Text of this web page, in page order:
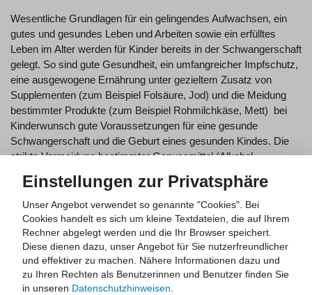
Wesentliche Grundlagen für ein gelingendes Aufwachsen, ein
gutes und gesundes Leben und Arbeiten sowie ein erfülltes
Leben im Alter werden für Kinder bereits in der Schwangerschaft
gelegt. So sind gute Gesundheit, ein umfangreicher Impfschutz,
eine ausgewogene Ernährung unter gezieltem Zusatz von
Supplementen (zum Beispiel Folsäure, Jod) und die Meidung
bestimmter Produkte (zum Beispiel Rohmilchkäse, Mett) bei
Kinderwunsch gute Voraussetzungen für eine gesunde
Schwangerschaft und die Geburt eines gesunden Kindes. Die
strikte Vermeidung bestimmter Genussmittel (Alkohol,
stärkt die Gesundheitschancen des zukünftigen Lebens
ebenfalls erheblich.
Für die Zeitspanne von (geplanter) Schwangerschaft bis zum
Eintritt des Kindes in die Kita und später auch in die Schule sind
zahlreiche Kommunen mit koordinierten Angeboten, etwa zur
gesundheitlichen Früherkennung oder im Rahmen der "Frühen
Hilfen" durch die Jugendämter, umfassend ansprechbar. Junge
Einstellungen zur Privatsphäre
Unser Angebot verwendet so genannte "Cookies". Bei
Cookies handelt es sich um kleine Textdateien, die auf Ihrem
Rechner abgelegt werden und die Ihr Browser speichert.
Diese dienen dazu, unser Angebot für Sie nutzerfreundlicher
und effektiver zu machen. Nähere Informationen dazu und
zu Ihren Rechten als Benutzerinnen und Benutzer finden Sie
in unseren Datenschutzhinweisen.